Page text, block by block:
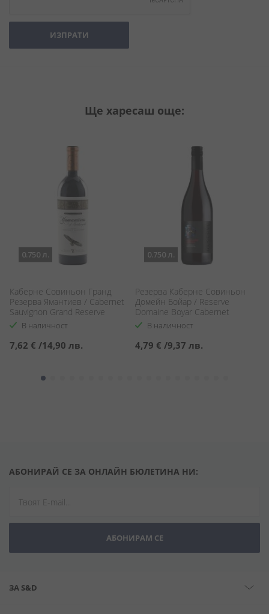
ИЗПРАТИ
Ще харесаш още:
0.750 л.
Каберне Совиньон Гранд
Резерва Ямантиев / Cabernet
Sauvignon Grand Reserve
Yamantievs
В наличност
7,62 € /14,90 лв.
0.750 л.
Резерва Каберне Совиньон
Домейн Бойар / Reserve
Domaine Boyar Cabernet
Sauvignon
В наличност
4,79 € /9,37 лв.
АБОНИРАЙ СЕ ЗА ОНЛАЙН БЮЛЕТИНА НИ:
АБОНИРАМ СЕ
ЗА S&D